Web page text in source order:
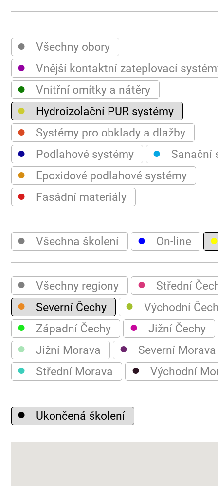
● Všechny obory
● Vnější kontaktní zateplovací
● Vnitřní omítky a nátěry
● Hydroizolační PUR systémy
● Systémy pro obklady a dlažby
● Podlahové systémy ● Sanační
● Epoxidové podlahové systémy
● Fasádní materiály
● Všechna školení ● On-line ●
● Všechny regiony ● Střední
● Severní Čechy ● Východní
● Západní Čechy ● Jižní Čechy
● Jižní Morava ● Severní Morava
● Střední Morava ● Východní
● Ukončená školení